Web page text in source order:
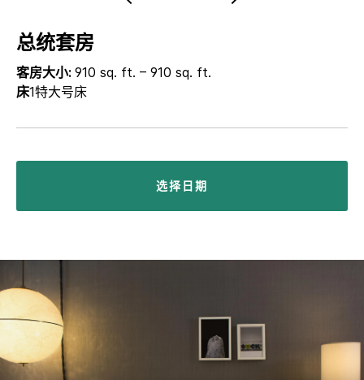
总统套房
客房大小: 910 sq. ft. – 910 sq. ft.
床1特大号床
选择日期